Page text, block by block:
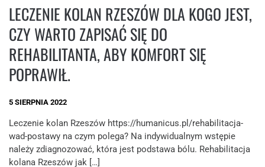
LECZENIE KOLAN RZESZÓW DLA KOGO JEST,
CZY WARTO ZAPISAĆ SIĘ DO
REHABILITANTA, ABY KOMFORT SIĘ
POPRAWIŁ.
5 SIERPNIA 2022
Leczenie kolan Rzeszów https://humanicus.pl/rehabilitacja-
wad-postawy na czym polega? Na indywidualnym wstępie
należy zdiagnozować, która jest podstawa bólu. Rehabilitacja
kolana Rzeszów jak […]